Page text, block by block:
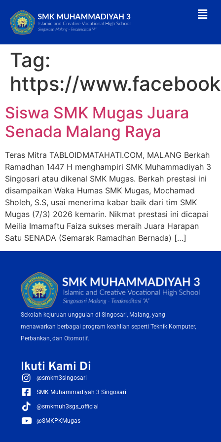
Tag:
https://
Siswa SMK Mugas Juara
Senada Malang Raya
Teras Mitra TABLOIDMATAHATI.COM, MALANG Berkah
Ramadhan 1447 H menghampiri SMK Muhammadiyah 3
Singosari atau dikenal SMK Mugas. Berkah prestasi ini
disampaikan Waka Humas SMK Mugas, Mochamad
Sholeh, S.S, usai menerima kabar baik dari tim SMK
Mugas (7/3) 2026 kemarin. Nikmat prestasi ini dicapai
Meilia Imamaftu Faiza sukses meraih Juara Harapan
Satu SENADA (Semarak Ramadhan Bernada) […]
Sekolah kejuruan unggulan di Singosari, Malang, yang
menawarkan berbagai program keahlian seperti Teknik Komputer,
Perbankan, dan Otomotif.
Ikuti Kami Di
@smkm3singosari
SMK Muhammadiyah 3 Singosari
@smkmuh3sgs_official
@SMKPKMugas